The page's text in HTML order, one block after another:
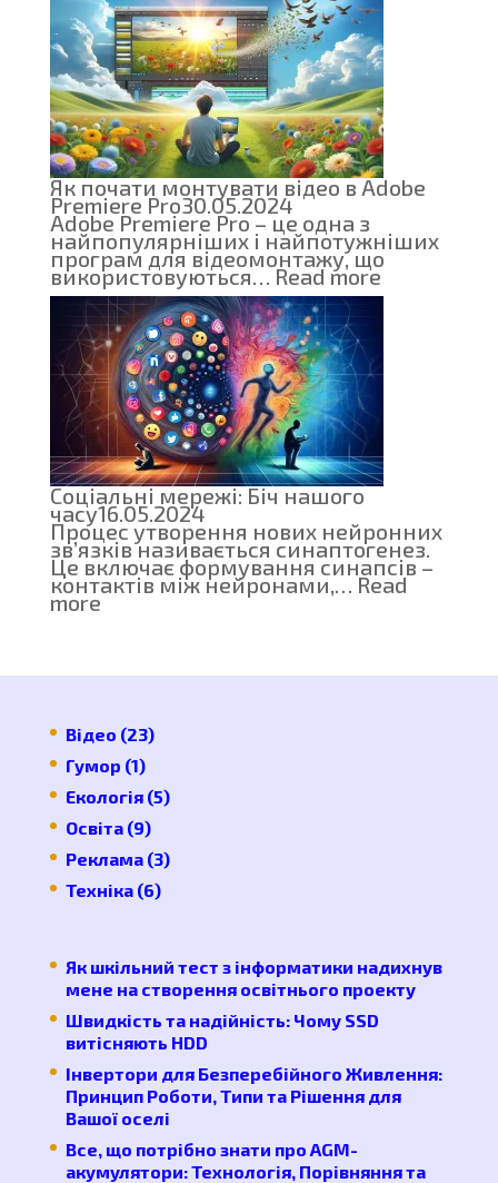
Як почати монтувати відео в Adobe
Premiere Pro30.05.2024
Adobe Premiere Pro – це одна з
найпопулярніших і найпотужніших
програм для відеомонтажу, що
використовуються…Read more:
Як
Adobe
Соціальні мережі: Біч нашого
часу16.05.2024
Процес утворення нових нейронних
зв’язків називається синаптогенез.
Це включає формування синапсів –
контактів між нейронами,…Read
more:
Соціальні
нашого
Відео (23)
Гумор (1)
Екологія(5)
Освіта(9)
Реклама(3)
Техніка(6)
Як шкільний тест з інформатики надихнув
мене на створення освітнього проекту
Швидкість та надійність: Чому SSD
витісняють HDD
Інвертори для Безперебійного Живлення:
Принцип Роботи, Типи та Рішення для
Вашої оселі
Все, що потрібно знати про AGM-
акумулятори: Технологія, Порівняння та